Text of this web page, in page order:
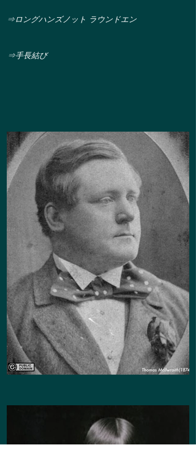
⇒​ロングハンズノット ラウンドエン
⇒​手長結び